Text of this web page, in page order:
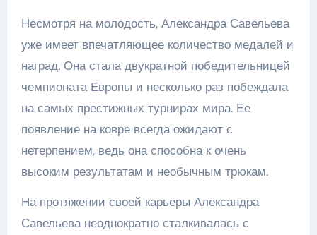
Несмотря на молодость, Александра Савельева
уже имеет впечатляющее количество медалей и
наград. Она стала двукратной победительницей
чемпионата Европы и несколько раз побеждала
на самых престижных турнирах мира. Ее
появление на ковре всегда ожидают с
нетерпением, ведь она способна к очень
высоким результатам и необычным трюкам.
На протяжении своей карьеры Александра
Савельева неоднократно сталкивалась с